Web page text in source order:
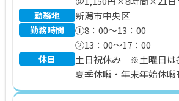
※別途 残業代、交通費
勤務地 新潟市中央区
勤務時間
①8：00～13：00
②13：00～17：00
休日
土日祝休み ※土曜日は
夏季休暇・年末年始休暇
年間休日110日